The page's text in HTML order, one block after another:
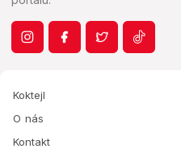
Koktejl
O nás
Kontakt